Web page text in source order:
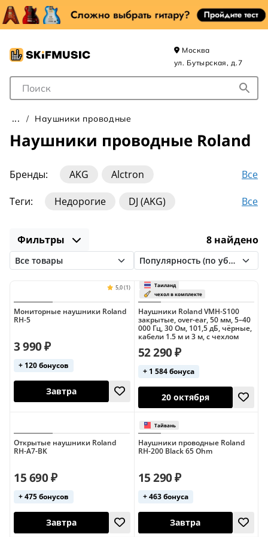
Поле для Поиска
Москва
ул. Бутырская, д.7
Наушники проводные
Наушники проводные Roland
Бренды: Все
AKG
Alctron
Audio-Technica
Audix
Austrian Audio
Fischer Audio
PreSonus
Prodipe
Roland
Shure Stagg
Tascam
Теги: Все
Недорогие
DJ (AKG)
DJ (Sennheiser)
Вкладыши
Внутриканальные
Для DJ
Для барабанщиков
Для гитаристов
Для комментаторов
Для музыки
Закрытые
Закрытые (AKG)
Закрытые (Audio-Technica)
Мониторные
Мониторные (AKG)
Мониторные (Sennheiser)
Накладные
Накладные (Audio-Technica)
Накладные (Sennheiser)
Накладные (Yamaha)
Открытые
Полноразмерные
Полуоткрытые
Фильтры 8 найдено
5,0 (1)
Мониторные наушники Roland
RH-5
3 990 ₽
+ 120 бонусов
Завтра
Наушники Roland VMH-S100
закрытые, over-ear, 50 мм, 5–40
000 Гц, 30 Ом, 101,5 дБ, чёрные,
кабели 1.5 м и 3 м, с чехлом
Таиланд
52 290 ₽
+ 1 584 бонуса
20 октября
Открытые наушники Roland
RH-A7-BK
15 690 ₽
+ 475 бонусов
Наушники проводные Roland
RH-200 Black 65 Ohm
15 290 ₽
+ 463 бонуса